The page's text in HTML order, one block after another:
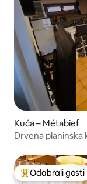
Kuća – Métabief
Drvena planinska
Među najviše
Odabrali gosti